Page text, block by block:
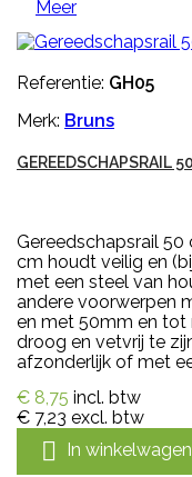
Meer
Referentie: GH05
Merk: Bruns
GEREEDSCHAPSRAIL
Gereedschapsrail 50
cm houdt veilig en
met een steel van
andere voorwerpen
en met 50mm en tot
droog en vetvrij te
afzonderlijk of met
€ 8,75 incl. btw
€ 7,23 excl. btw
 In winkelwagen